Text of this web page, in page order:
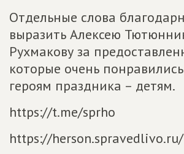
Отдельные слова
выразить Алексею
Рухмакову за
которые очень
героям праздника – детям.
https://t.me/sprho
https://herson.spravedlivo.ru/